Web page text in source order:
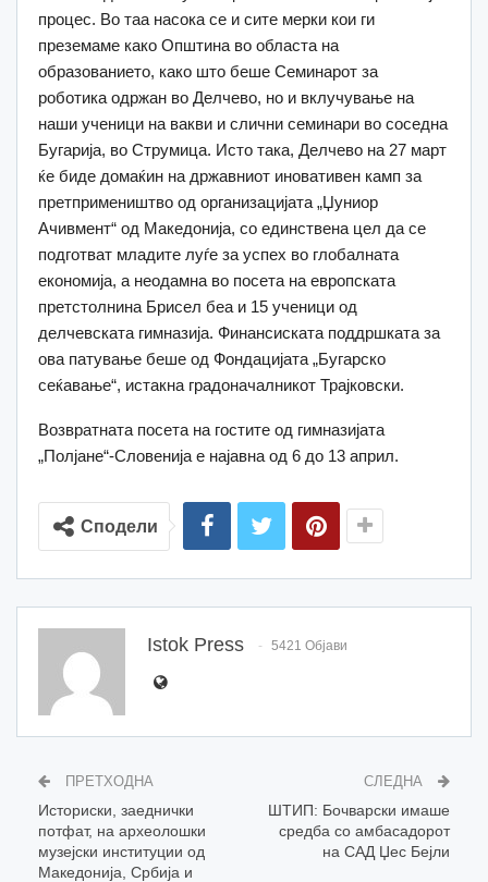
процес. Во таа насока се и сите мерки кои ги
преземаме како Општина во областа на
образованието, како што беше Семинарот за
роботика одржан во Делчево, но и вклучување на
наши ученици на вакви и слични семинари во соседна
Бугарија, во Струмица. Исто така, Делчево на 27 март
ќе биде домаќин на државниот иновативен камп за
претпримеништво од организацијата „Џуниор
Ачивмент“ од Македонија, со единствена цел да се
подготват младите луѓе за успех во глобалната
економија, а неодамна во посета на европската
претстолнина Брисел беа и 15 ученици од
делчевската гимназија. Финансиската поддршката за
ова патување беше од Фондацијата „Бугарско
сеќавање“, истакна градоначалникот Трајковски.
Возвратната посета на гостите од гимназијата
„Полјане“-Словенија е најавна од 6 до 13 април.
Сподели
Istok Press 5421 Објави
ПРЕТХОДНА
Историски, заеднички
потфат, на археолошки
музејски институции од
Македонија, Србија и
СЛЕДНА
ШТИП: Бочварски имаше
средба со амбасадорот
на САД Џес Бејли